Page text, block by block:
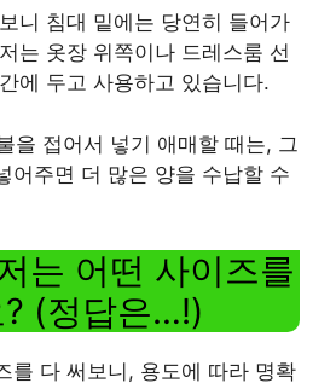
니 침대 밑에는 당연히 들어가
는 옷장 위쪽이나 드레스룸 선
에 두고 사용하고 있습니다.
을 접어서 넣기 애매할 때는, 그
어주면 더 많은 양을 수납할 수
는 어떤 사이즈를
(정답은…!)
를 다 써보니, 용도에 따라 명확